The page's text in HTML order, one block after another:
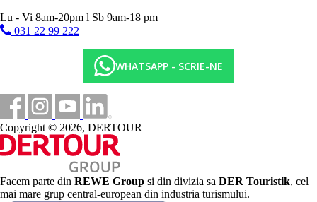
Distanta de cel mai apropiat aeroport
Transport public
teren de golf
450 m
Magazine
100 m
Restaurant
Plaja
Lu - Vi 8am-20pm l Sb 9am-18 pm
031 22 99 222
WHATSAPP - SCRIE-NE
Copyright © 2026, DERTOUR
Facem parte din REWE Group si din divizia sa DER Touristik, cel
mai mare grup central-european din industria turismului.